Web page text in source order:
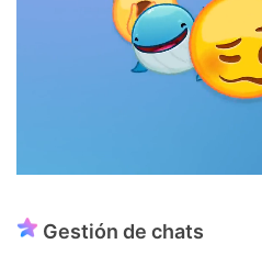
Gestión de chats